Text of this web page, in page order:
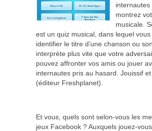
internautes
montrez
musicale.
est un quiz musical, dans lequel
identifier le titre d’une chanson ou son
interprète plus vite que votre
pouvez affronter vos amis ou jouer
internautes pris au hasard. Jouissif
(éditeur Freshplanet).
Et vous, quels sont selon-vous les
jeux Facebook ? Auxquels jouez-